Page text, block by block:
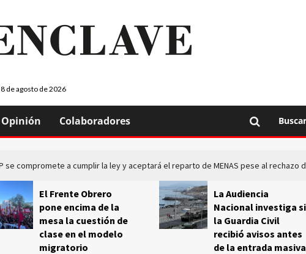
8 de agosto de 2026
Opinión Colaboradores Buscar
se compromete a cumplir la ley y aceptará el reparto de MENAS pese al rechazo
El Frente Obrero
pone encima de la
mesa la cuestión de
clase en el modelo
migratorio
La Audiencia
Nacional investiga si
la Guardia Civil
recibió avisos antes
de la entrada masiva